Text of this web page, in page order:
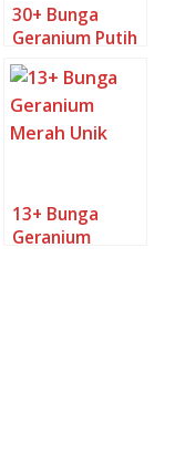
30+ Bunga
Geranium Putih
Unik
13+ Bunga
Geranium